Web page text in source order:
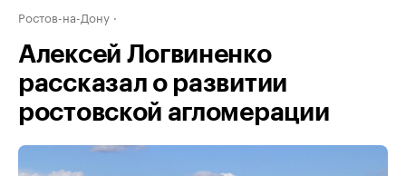
Ростов-на-Дону
Алексей Логвиненко
рассказал о развитии
ростовской агломерации